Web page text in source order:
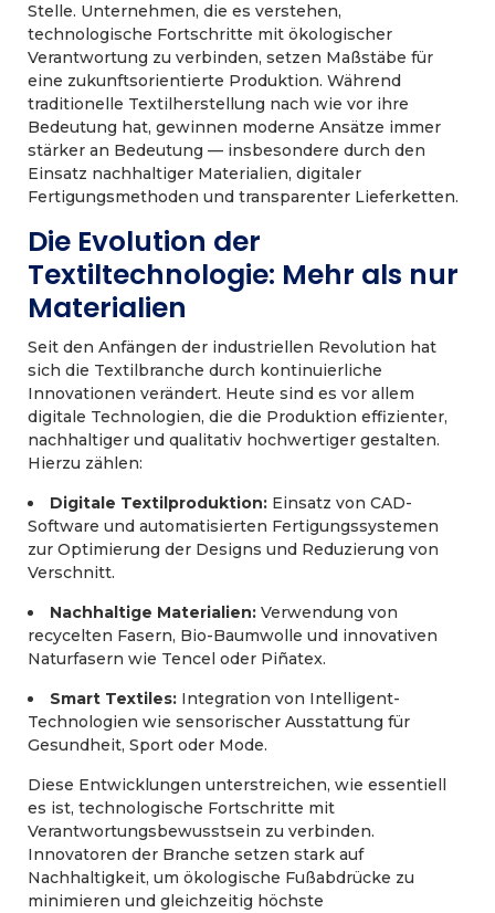
Stelle. Unternehmen, die es verstehen,
technologische Fortschritte mit ökologischer
Verantwortung zu verbinden, setzen Maßstäbe für
eine zukunftsorientierte Produktion. Während
traditionelle Textilherstellung nach wie vor ihre
Bedeutung hat, gewinnen moderne Ansätze immer
stärker an Bedeutung — insbesondere durch den
Einsatz nachhaltiger Materialien, digitaler
Fertigungsmethoden und transparenter Lieferketten.
Die Evolution der
Textiltechnologie: Mehr als nur
Materialien
Seit den Anfängen der industriellen Revolution hat
sich die Textilbranche durch kontinuierliche
Innovationen verändert. Heute sind es vor allem
digitale Technologien, die die Produktion effizienter,
nachhaltiger und qualitativ hochwertiger gestalten.
Hierzu zählen:
Digitale Textilproduktion: Einsatz von CAD-
Software und automatisierten Fertigungssystemen
zur Optimierung der Designs und Reduzierung von
Verschnitt.
Nachhaltige Materialien: Verwendung von
recycelten Fasern, Bio-Baumwolle und innovativen
Naturfasern wie Tencel oder Piñatex.
Smart Textiles: Integration von Intelligent-
Technologien wie sensorischer Ausstattung für
Gesundheit, Sport oder Mode.
Diese Entwicklungen unterstreichen, wie essentiell
es ist, technologische Fortschritte mit
Verantwortungsbewusstsein zu verbinden.
Innovatoren der Branche setzen stark auf
Nachhaltigkeit, um ökologische Fußabdrücke zu
minimieren und gleichzeitig höchste